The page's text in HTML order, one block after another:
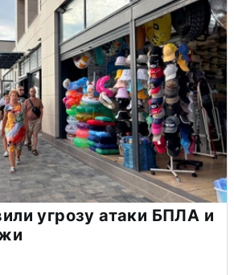
угрозу атаки БПЛА и